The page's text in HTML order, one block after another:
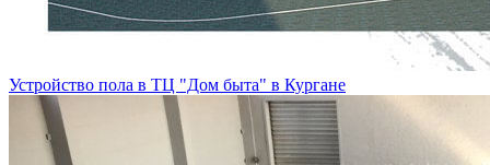
Устройство пола в ТЦ "Дом быта" в Кургане